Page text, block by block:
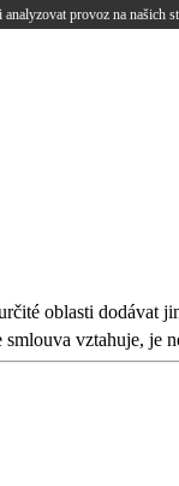
provoz na našich
oblasti dodávat
vztahuje, je